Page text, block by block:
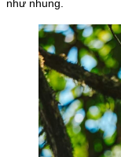
như nhung.